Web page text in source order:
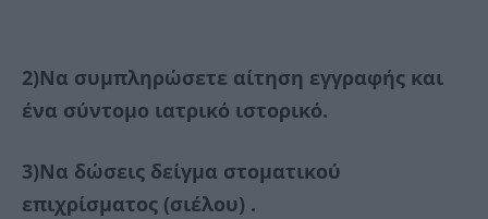
2)Να συμπληρώσετε αίτηση εγγραφής και
ένα σύντομο ιατρικό ιστορικό.
3)Να δώσεις δείγμα στοματικού
επιχρίσματος (σιέλου) .